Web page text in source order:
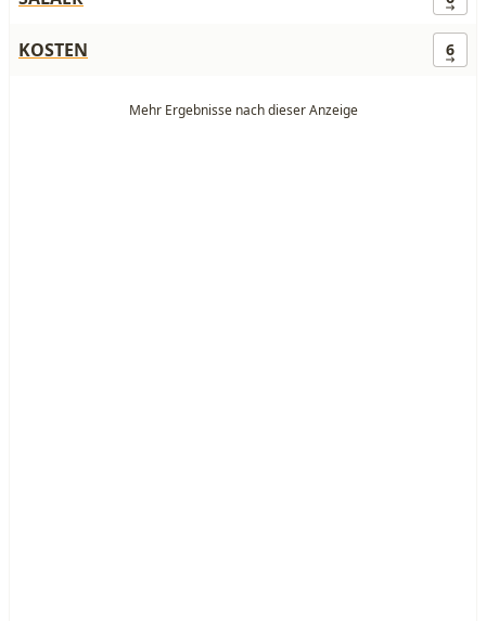
KOSTEN 6